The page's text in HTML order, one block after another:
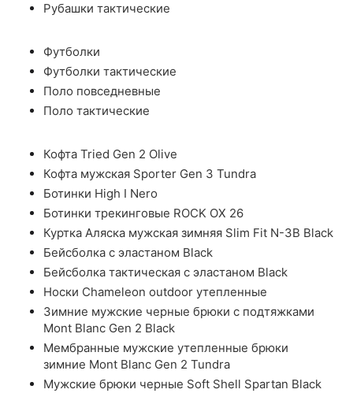
Рубашки тактические
Футболки
Футболки тактические
Поло повседневные
Поло тактические
Кофта Tried Gen 2 Olive
Кофта мужская Sporter Gen 3 Tundra
Ботинки High I Nero
Ботинки трекинговые ROCK OX 26
Куртка Аляска мужская зимняя Slim Fit N-3B Black
Бейсболка с эластаном Black
Бейсболка тактическая с эластаном Black
Носки Chameleon outdoor утепленные
Зимние мужские черные брюки с подтяжками
Mont Blanc Gen 2 Black
Мембранные мужские утепленные брюки
зимние Mont Blanc Gen 2 Tundra
Мужские брюки черные Soft Shell Spartan Black